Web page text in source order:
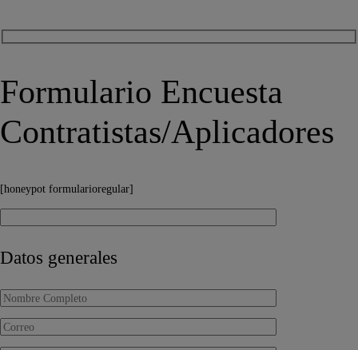
Formulario Encuesta
Contratistas/Aplicadores
[honeypot formularioregular]
Datos generales